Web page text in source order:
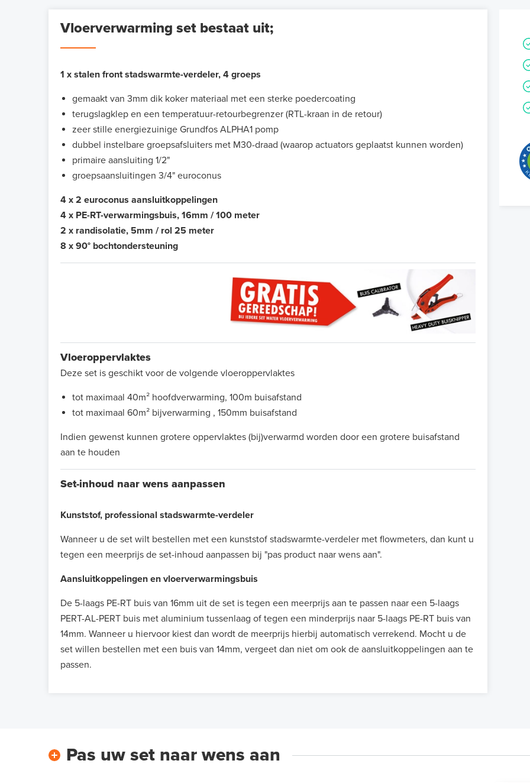
Vloerverwarming set bestaat uit;
1 x stalen front stadswarmte-verdeler, 4 groeps
gemaakt van 3mm dik koker materiaal met een sterke poedercoating
terugslagklep en een temperatuur-retourbegrenzer (RTL-kraan in de retour)
zeer stille energiezuinige Grundfos ALPHA1 pomp
dubbel instelbare groepsafsluiters met M30-draad (waarop actuators geplaatst kunnen worden)
primaire aansluiting 1/2"
groepsaansluitingen 3/4" euroconus
4 x 2 euroconus aansluitkoppelingen
4 x PE-RT-verwarmingsbuis, 16mm / 100 meter
2 x randisolatie, 5mm / rol 25 meter
8 x 90° bochtondersteuning
Vloeroppervlaktes
Deze set is geschikt voor de volgende vloeroppervlaktes
tot maximaal 40m² hoofdverwarming, 100m buisafstand
tot maximaal 60m² bijverwarming , 150mm buisafstand
Indien gewenst kunnen grotere oppervlaktes (bij)verwarmd worden door een grotere buisafstand
aan te houden
Set-inhoud naar wens aanpassen
Kunststof, professional stadswarmte-verdeler
Wanneer u de set wilt bestellen met een kunststof stadswarmte-verdeler met flowmeters, dan kunt u
tegen een meerprijs de set-inhoud aanpassen bij "pas product naar wens aan".
Aansluitkoppelingen en vloerverwarmingsbuis
De 5-laags PE-RT buis van 16mm uit de set is tegen een meerprijs aan te passen naar een 5-laags
PERT-AL-PERT buis met aluminium tussenlaag of tegen een minderprijs naar 5-laags PE-RT buis van
14mm. Wanneer u hiervoor kiest dan wordt de meerprijs hierbij automatisch verrekend. Mocht u de
set willen bestellen met een buis van 14mm, vergeet dan niet om ook de aansluitkoppelingen aan te
passen.
Pas uw set naar wens aan